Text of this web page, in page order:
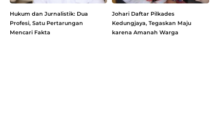
Hukum dan Jurnalistik: Dua
Profesi, Satu Pertarungan
Mencari Fakta
Johari Daftar Pilkades
Kedungjaya, Tegaskan Maju
karena Amanah Warga